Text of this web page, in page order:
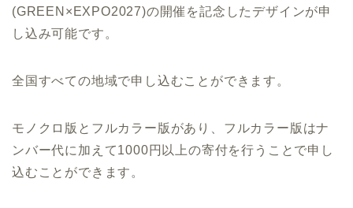
(GREEN×EXPO2027)の開催を記念したデザインが申
し込み可能です。
全国すべての地域で申し込むことができます。
モノクロ版とフルカラー版があり、フルカラー版はナ
ンバー代に加えて1000円以上の寄付を行うことで申し
込むことができます。